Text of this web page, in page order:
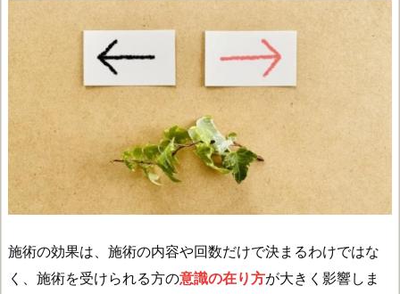
施術の効果は、施術の内容や回数だけで決まるわけではな
く、施術を受けられる方の意識の在り方が大きく影響しま